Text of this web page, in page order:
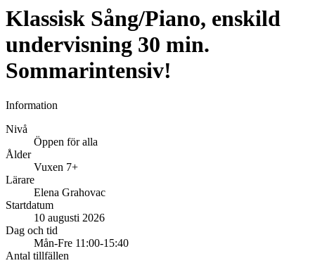
Klassisk Sång/Piano, enskild
undervisning 30 min.
Sommarintensiv!
Information
Nivå
Öppen för alla
Ålder
Vuxen 7+
Lärare
Elena Grahovac
Startdatum
10 augusti 2026
Dag och tid
Mån-Fre 11:00-15:40
Antal tillfällen